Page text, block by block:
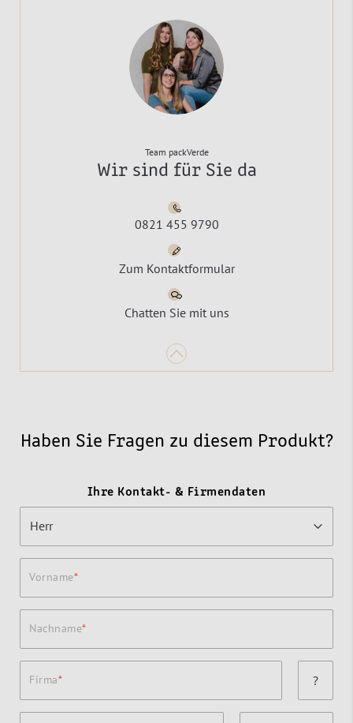
Team packVerde
Wir sind für Sie da
0821 455 9790
Zum Kontaktformular
Chatten Sie mit uns
Haben Sie Fragen zu diesem Produkt?
Ihre Kontakt- & Firmendaten
Vorname
Nachname
Firma ?